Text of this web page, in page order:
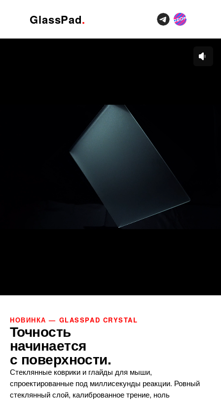
GlassPad.
НОВИНКА — GLASSPAD CRYSTAL
Точность
начинается
с поверхности.
Стеклянные коврики и глайды для мыши,
спроектированные под миллисекунды реакции. Ровный
стеклянный слой, калиброванное трение, ноль